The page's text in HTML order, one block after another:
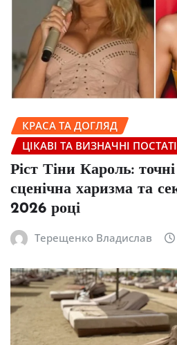
КРАСА ТА ДОГЛЯД
ЦІКАВІ ТА ВИЗНАЧНІ ПОСТАТІ
Ріст Тіни Кароль:
сценічна харизма та
2026 році
Терещенко Владислав